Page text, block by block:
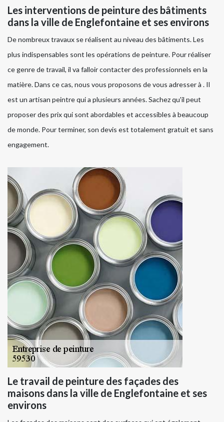
Les interventions de peinture des bâtiments
dans la ville de Englefontaine et ses environs
De nombreux travaux se réalisent au niveau des bâtiments. Les
plus indispensables sont les opérations de peinture. Pour réaliser
ce genre de travail, il va falloir contacter des professionnels en la
matière. Dans ce cas, nous vous proposons de vous adresser à . Il
est un artisan peintre qui a plusieurs années. Sachez qu'il peut
proposer des prix qui sont abordables et accessibles à beaucoup
de monde. Pour terminer, son devis est totalement gratuit et sans
engagement.
Le travail de peinture des façades des
maisons dans la ville de Englefontaine et ses
environs